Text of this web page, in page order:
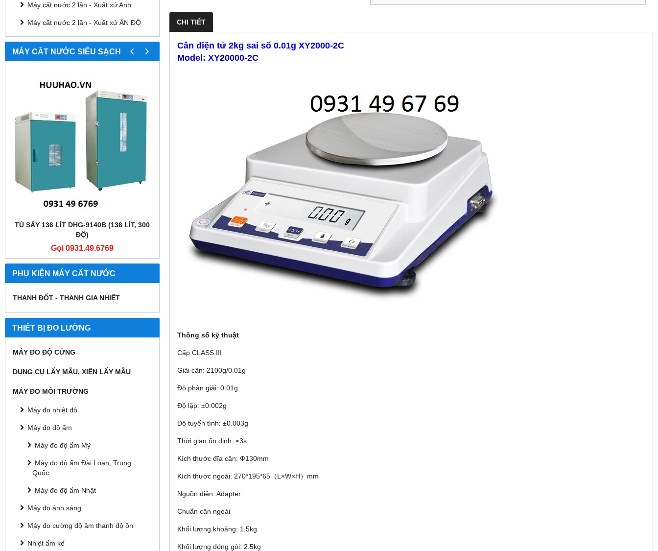
Máy cất nước 2 lần - Xuất xứ Anh
Máy cất nước 2 lần - Xuất xứ ẤN ĐỘ
MÁY CẤT NƯỚC SIÊU SẠCH
TỦ SẤY 136 LÍT DHG-9140B (136 LÍT, 300
ĐỘ)
Gọi 0931.49.6769
TỦ SẤY 136 LÍT DHG-9140B (136 LÍT, 300
ĐỘ)
Gọi 0931.49.6769
TỦ SẤY 136 LÍT DHG-9140B (136 LÍT, 300
ĐỘ)
Gọi 0931.49.6769
‹ ›
PHỤ KIỆN MÁY CẤT NƯỚC
THANH ĐỐT - THANH GIA NHIỆT
THIẾT BỊ ĐO LƯỜNG
MÁY ĐO ĐỘ CỨNG
DỤNG CỤ LẤY MẪU, XIÊN LẤY MẪU
MÁY ĐO MÔI TRƯỜNG
Máy đo nhiệt độ
Máy đo độ ẩm
Máy đo độ ẩm Mỹ
Máy đo độ ẩm Đài Loan, Trung
Quốc
Máy đo độ ẩm Nhật
Máy đo ánh sáng
Máy đo cường độ âm thanh độ ồn
Nhiệt ẩm kế
CHI TIẾT
Cân điện tử 2kg sai số 0.01g XY2000-2C
Model: XY20000-2C
Thông số kỹ thuật
Cấp C​LASS III
Giải cân: 2100g/0.01g
Độ phân giải: 0.01g
Độ lặp: ±0.002g
Độ tuyến tính: ±0.003g
Thời gian ổn định: ≤3s
Kích thước đĩa cân: Ф130mm
Kích thước ngoài: 270*195*65（L×W×H）mm
Nguồn điện: Adapter
Chuẩn cân ngoài
Khối lượng khoảng: 1.5kg
Khối lượng đóng gói: 2.5kg